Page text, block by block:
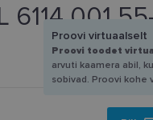
6114 001
Proovi virtuaalselt
Proovi toodet
arvuti kaamera abil,
sobivad. Proovi